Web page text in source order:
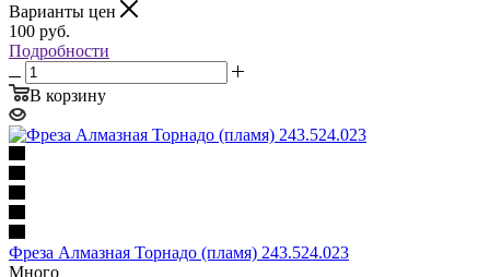
Варианты цен
100 руб.
Подробности
В корзину
Фреза Алмазная Торнадо (пламя) 243.524.023
Много